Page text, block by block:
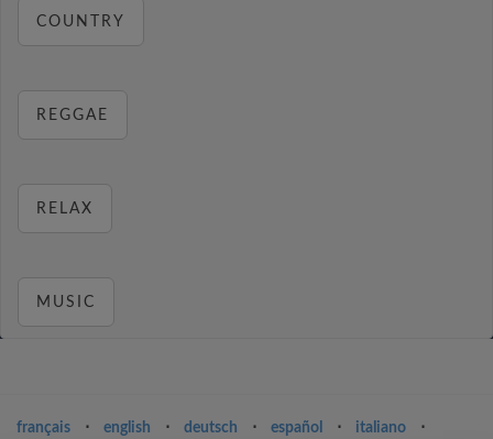
COUNTRY
REGGAE
RELAX
MUSIC
français ⋅ english ⋅ deutsch ⋅ español ⋅ italiano ⋅